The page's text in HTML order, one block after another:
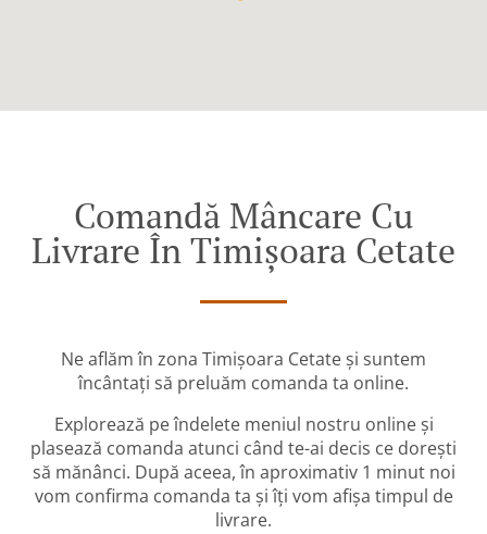
Comandă Mâncare Cu
Livrare În Timișoara Cetate
Ne aflăm în zona Timișoara Cetate și suntem
încântați să preluăm comanda ta online.
Explorează pe îndelete meniul nostru online și
plasează comanda atunci când te-ai decis ce dorești
să mănânci. După aceea, în aproximativ 1 minut noi
vom confirma comanda ta și îți vom afișa timpul de
livrare.